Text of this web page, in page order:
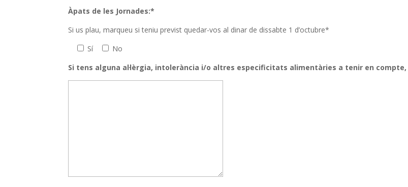
Àpats de les Jornades:*
Si us plau, marqueu si teniu previst quedar-vos al dinar de dissabte 1 d’octubre*
Sí
No
Si tens alguna al·lèrgia, intolerància i/o altres especificitats alimentàries a tenir en